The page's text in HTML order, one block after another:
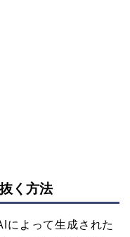
く方法
によって生成された